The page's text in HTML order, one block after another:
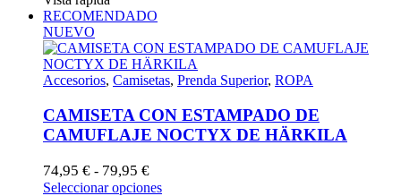
RECOMENDADO
NUEVO
Accesorios, Camisetas, Prenda Superior, ROPA
CAMISETA CON ESTAMPADO DE
CAMUFLAJE NOCTYX DE HÄRKILA
74,95 € - 79,95 €
de
Seleccionar opcionesEste